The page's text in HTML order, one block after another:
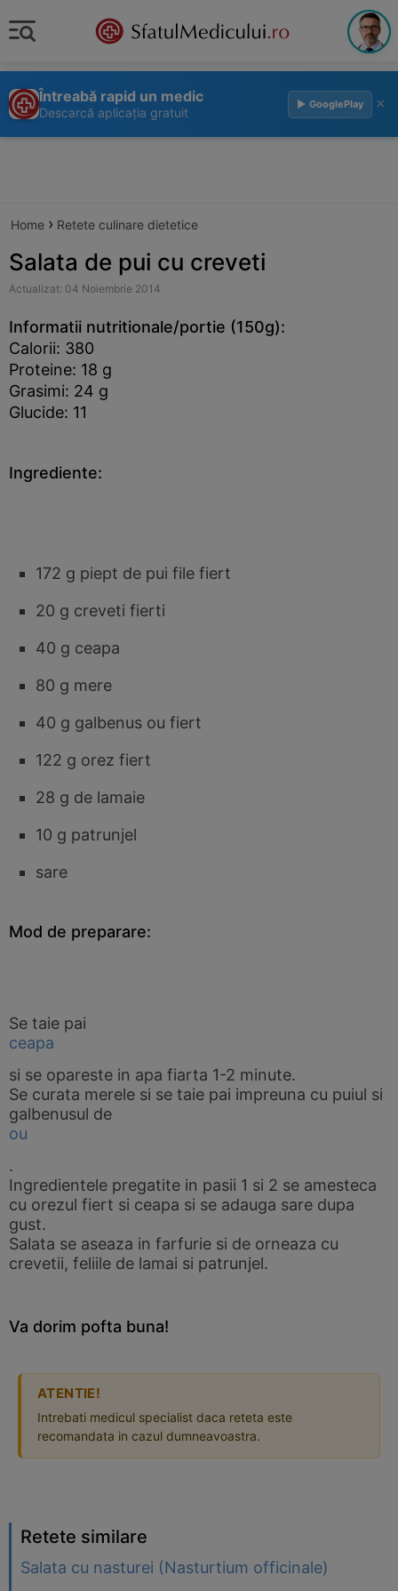
Întreabă rapid un medic
Descarcă aplicația gratuit
▶ GooglePlay ×
Home › Retete culinare dietetice
Salata de pui cu creveti
Actualizat: 04 Noiembrie 2014
Informatii nutritionale/portie (150g):
Calorii: 380
Proteine: 18 g
Grasimi: 24 g
Glucide: 11
Ingrediente:
172 g piept de pui file fiert
20 g creveti fierti
40 g ceapa
80 g mere
40 g galbenus ou fiert
122 g orez fiert
28 g de lamaie
10 g patrunjel
sare
Mod de preparare:
Se taie pai
ceapa
si se opareste in apa fiarta 1-2 minute.
Se curata merele si se taie pai impreuna cu puiul si
galbenusul de
ou
.
Ingredientele pregatite in pasii 1 si 2 se amesteca
cu orezul fiert si ceapa si se adauga sare dupa
gust.
Salata se aseaza in farfurie si de orneaza cu
crevetii, feliile de lamai si patrunjel.
Va dorim pofta buna!
ATENTIE!
Intrebati medicul specialist daca reteta este
recomandata in cazul dumneavoastra.
Retete similare
Salata cu nasturei (Nasturtium officinale)